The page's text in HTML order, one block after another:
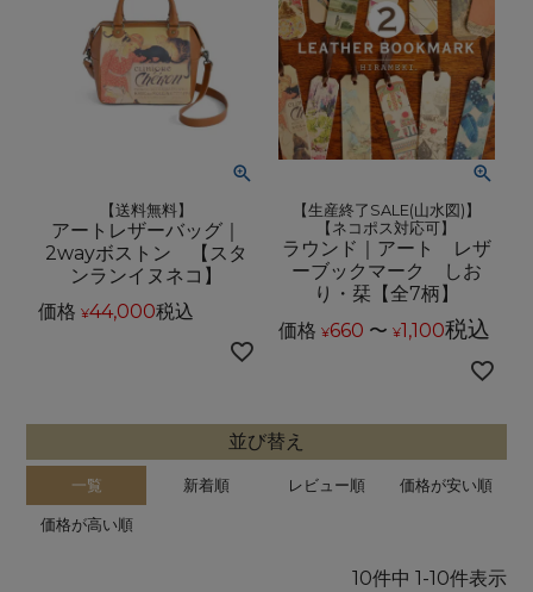
【送料無料】
アートレザーバッグ｜
2wayボストン 【スタ
ンランイヌネコ】
価格 ¥44,000税込
【生産終了SALE(山水図)】
【ネコポス対応可】
ラウンド｜アート レザ
ーブックマーク しお
り・栞【全7柄】
価格 ¥660 〜 ¥1,100税込
並び替え
一覧 新着順 レビュー順 価格が安い順
価格が高い順
10件中 1-10件表示